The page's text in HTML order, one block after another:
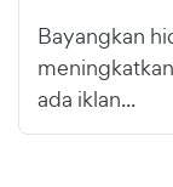
Bayangkan
ada iklan...